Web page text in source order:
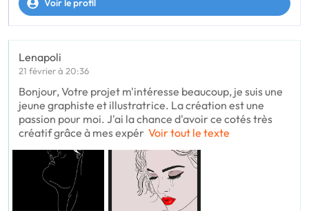
Voir le profil
Lenapoli
21 février à 20:36
Bonjour, Votre projet m'intéresse beaucoup, je suis une
jeune graphiste et illustratrice. La création est une
passion pour moi. J'ai la chance d'avoir ce cotés très
créatif grâce à mes expér Voir tout le texte